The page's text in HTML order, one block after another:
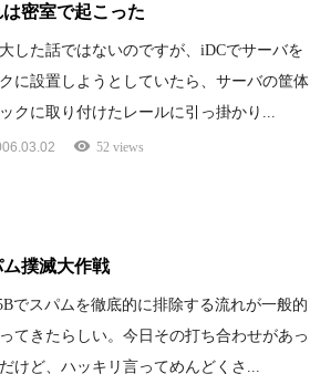
は密室で起こった
した話ではないのですが、iDCでサーバを
に設置しようとしていたら、サーバの筐体
クに取り付けたレールに引っ掛かり...
52 views
ム撲滅大作戦
でスパムを徹底的に排除する流れが一般的
てきたらしい。今日その打ち合わせがあっ
けど、ハッキリ言ってめんどくさ...